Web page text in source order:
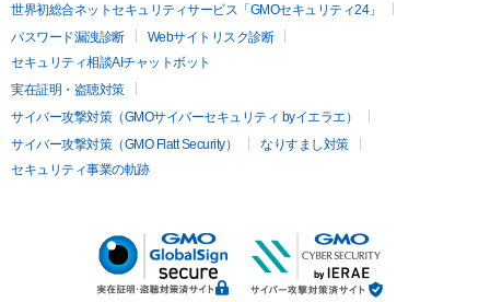
世界初総合ネットセキュリティサービス「GMOセキュリティ24」
パスワード漏洩診断
Webサイトリスク診断
セキュリティ相談AIチャットボット
実在証明・盗聴対策
サイバー攻撃対策（GMOサイバーセキュリティ byイエラエ）
サイバー攻撃対策（GMO Flatt Security）
なりすまし対策
セキュリティ事業の軌跡